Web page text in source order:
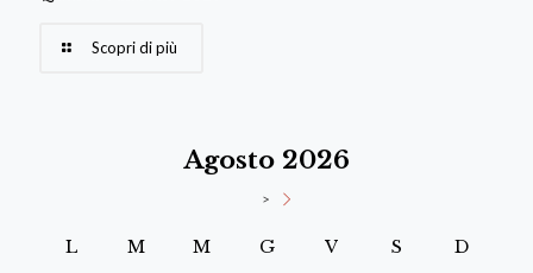
Scopri di più
Agosto 2026
>
L M M G V S D